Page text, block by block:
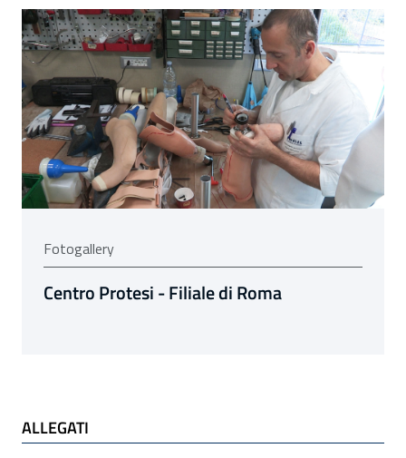
Fotogallery
Centro Protesi - Filiale di Roma
ALLEGATI e TI POTREBBE INTERESSARE
ALLEGATI